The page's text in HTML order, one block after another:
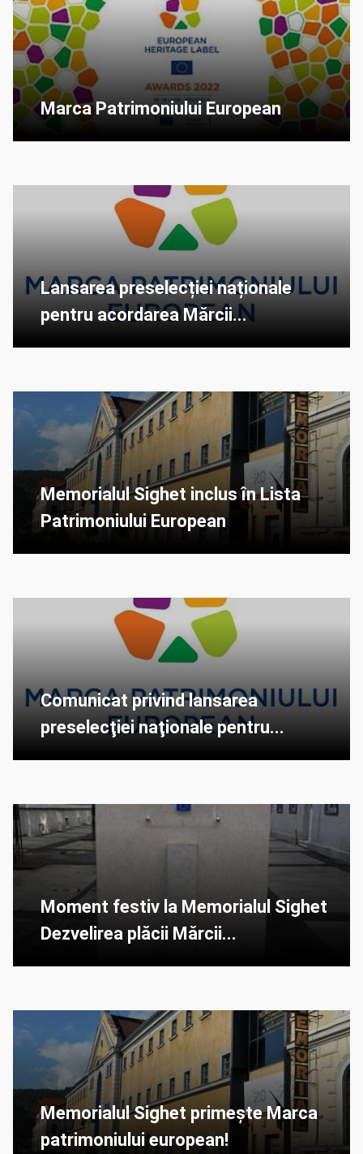
Marca Patrimoniului European
Lansarea preselecției naționale
pentru acordarea Mărcii...
Memorialul Sighet inclus în Lista
Patrimoniului European
Comunicat privind lansarea
preselecţiei naţionale pentru...
Moment festiv la Memorialul Sighet
Dezvelirea plăcii Mărcii...
Memorialul Sighet primește Marca
patrimoniului european!